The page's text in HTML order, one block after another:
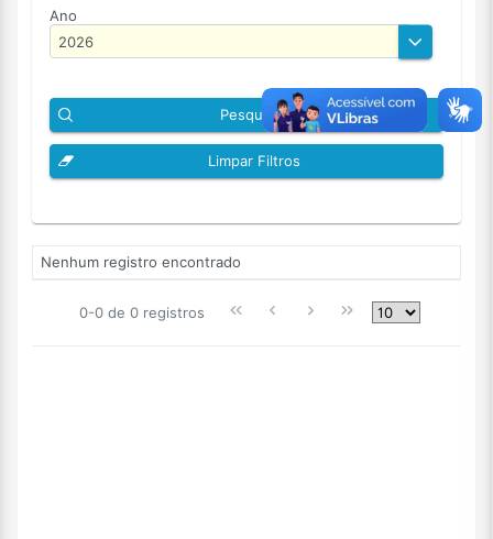
Ano
Pesquisar
Limpar Filtros
Nenhum registro encontrado
0-0 de 0 registros